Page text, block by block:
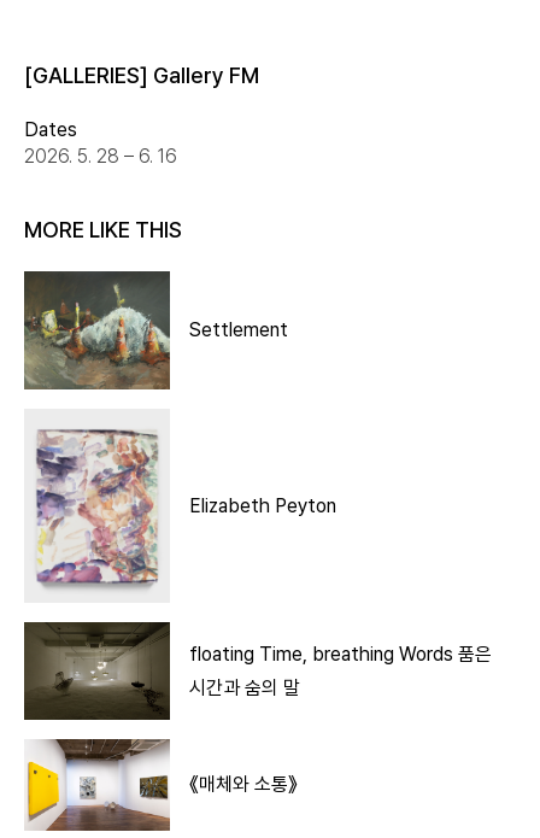
[GALLERIES] Gallery FM
Dates
2026. 5. 28 – 6. 16
MORE LIKE THIS
Settlement
Elizabeth Peyton
floating Time, breathing Words 품은
시간과 숨의 말
《매체와 소통》